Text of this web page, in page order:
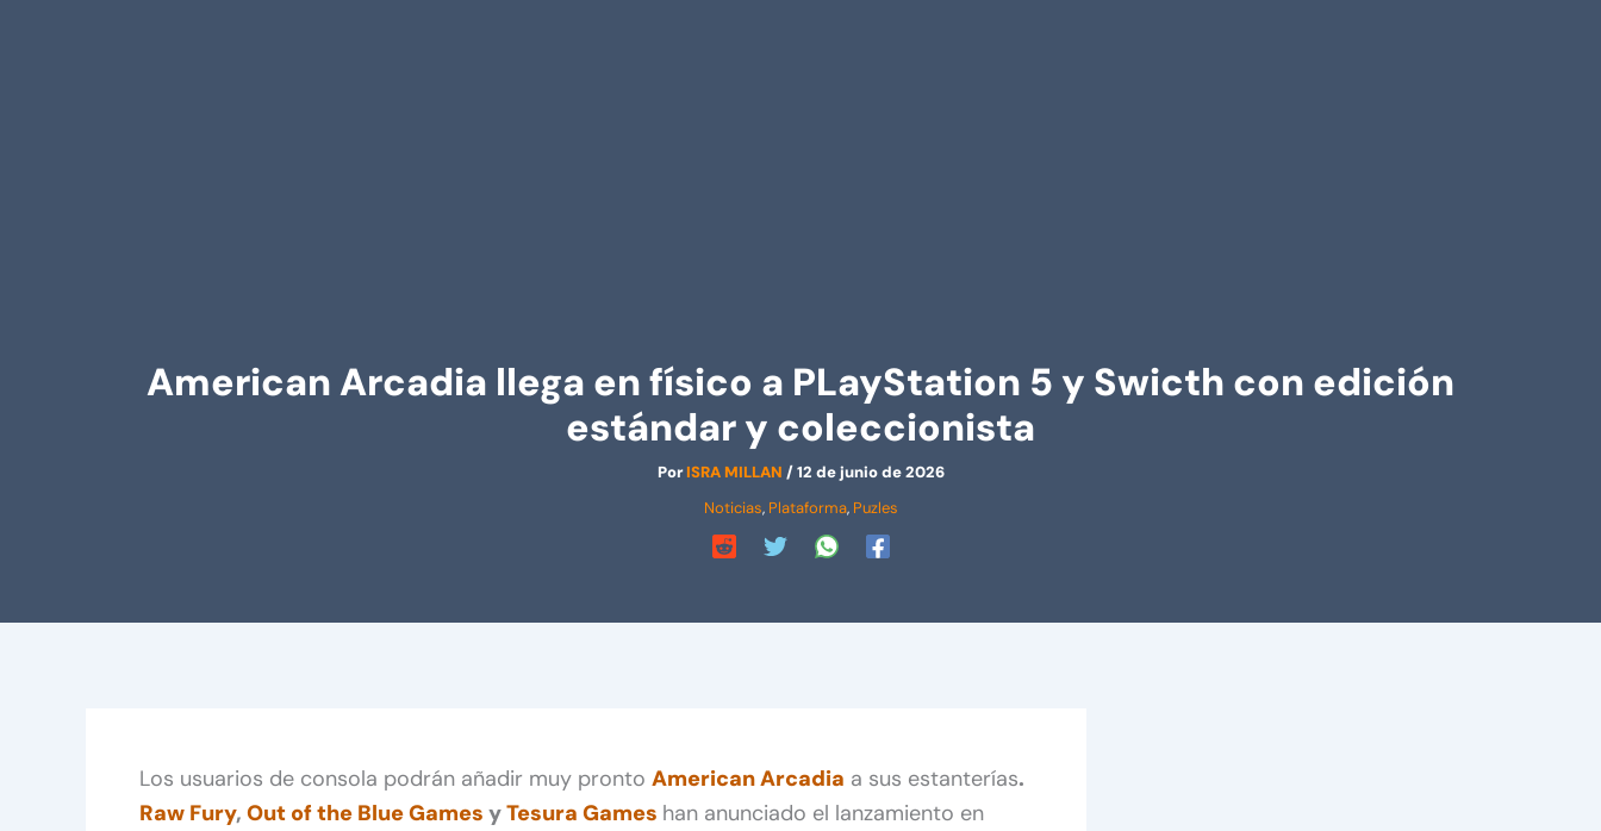
American Arcadia llega en físico a PLayStation 5 y Swicth con edición
estándar y coleccionista
PorISRA MILLAN /12 de junio de 2026
Noticias, Plataforma, Puzles
Los usuarios de consola podrán añadir muy pronto American Arcadia a sus estanterías.
Raw Fury, Out of the Blue Games yTesura Games han anunciado el lanzamiento en